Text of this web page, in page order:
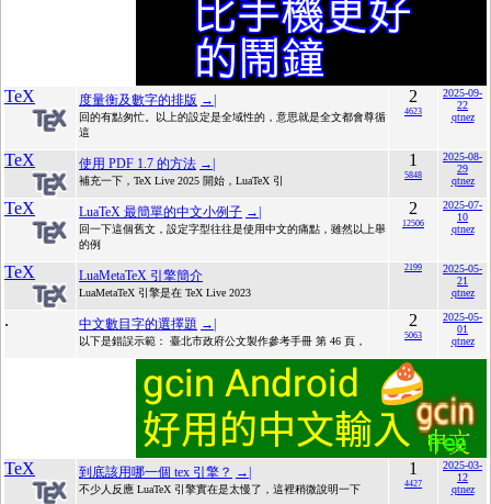
TeX 度量衡及數字的排版 →|
回的有點匆忙。以上的設定是全域性的，意思就是全文都會尊循
這
2
4623
2025-09-
22
qtnez
TeX 使用 PDF 1.7 的方法 →|
補充一下，TeX Live 2025 開始，LuaTeX 引
1
5848
2025-08-
29
qtnez
TeX LuaTeX 最簡單的中文小例子 →|
回一下這個舊文，設定字型往往是使用中文的痛點，雖然以上舉
的例
2
12506
2025-07-
10
qtnez
TeX LuaMetaTeX 引擎簡介
LuaMetaTeX 引擎是在 TeX Live 2023
2199
2025-05-
21
qtnez
. 中文數目字的選擇題 →|
以下是錯誤示範： 臺北市政府公文製作參考手冊 第 46 頁，
2
5063
2025-05-
01
qtnez
TeX 到底該用哪一個 tex 引擎？ →|
不少人反應 LuaTeX 引擎實在是太慢了，這裡稍微說明一下
1
4427
2025-03-
12
qtnez